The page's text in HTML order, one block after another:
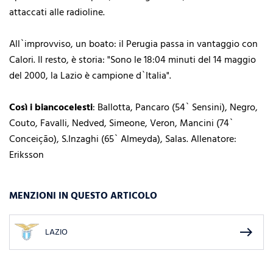
attaccati alle radioline.
All`improvviso, un boato: il Perugia passa in vantaggio con
Calori. Il resto, è storia: "Sono le 18:04 minuti del 14 maggio
del 2000, la Lazio è campione d`Italia".
Così i biancocelesti: Ballotta, Pancaro (54` Sensini), Negro,
Couto, Favalli, Nedved, Simeone, Veron, Mancini (74`
Conceição), S.Inzaghi (65` Almeyda), Salas. Allenatore:
Eriksson
MENZIONI IN QUESTO ARTICOLO
LAZIO east